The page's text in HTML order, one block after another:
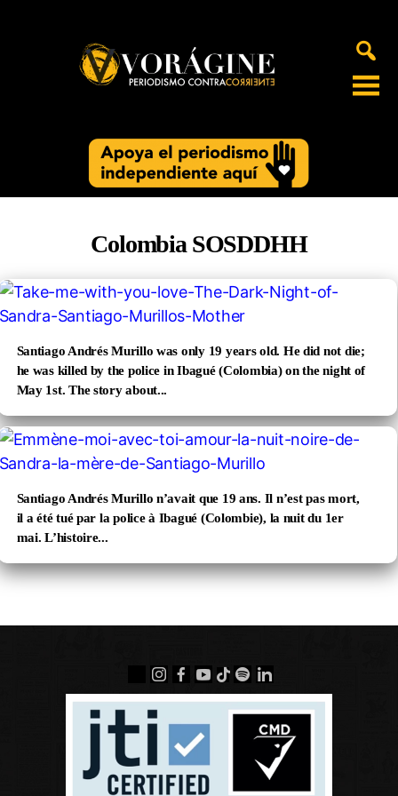
Colombia SOSDDHH
Santiago Andrés Murillo was only 19 years old. He did not die;
he was killed by the police in Ibagué (Colombia) on the night of
May 1st. The story about...
Santiago Andrés Murillo n’avait que 19 ans. Il n’est pas mort,
il a été tué par la police à Ibagué (Colombie), la nuit du 1er
mai. L’histoire...